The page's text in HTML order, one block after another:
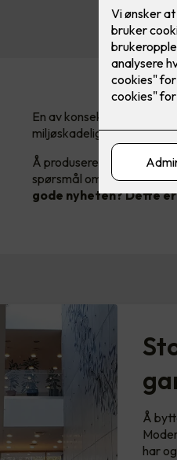
En av konsekvensene av
miljøskadelige stoffer, er
Å produsere nye
spørsmål om tid før alle
gode nyheten? Dette
Å
har